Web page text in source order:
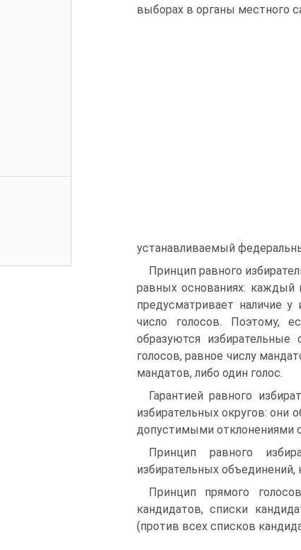
выборах в органы местного
устанавливаемый
Принцип равного
равных основаниях: каждый
предусматривает наличие
число голосов. Поэтому,
образуются
голосов, равное числу
мандатов, либо один голос.
Гарантией равного
избирательных округов: они
допустимыми отклонениями
Принцип равного
избирательных
Принцип прямого
кандидатов, списки
(против всех списков